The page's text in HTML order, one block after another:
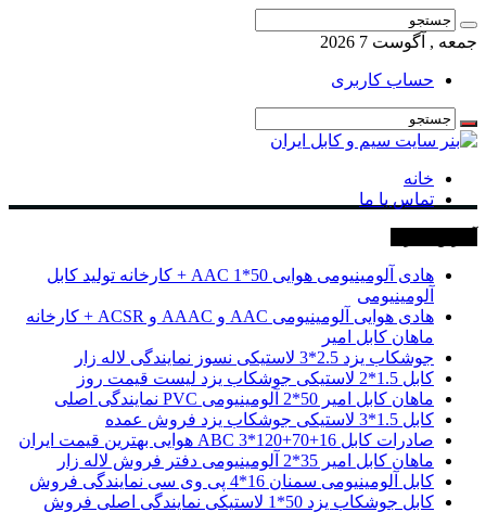
جمعه , آگوست 7 2026
حساب کاربری
خانه
تماس با ما
هادی آلومینیومی هوایی 50*1 AAC + کارخانه تولید کابل
آلومینیومی
هادی هوایی آلومینیومی AAC و AAAC و ACSR + کارخانه
ماهان کابل امیر
جوشکاب یزد 2.5*3 لاستیکی نسوز نمایندگی لاله زار
کابل 1.5*2 لاستیکی جوشکاب یزد لیست قیمت روز
ماهان کابل امیر 50*2 آلومینیومی PVC نمایندگی اصلی
کابل 1.5*3 لاستیکی جوشکاب یزد فروش عمده
صادرات کابل 16+70+120*3 ABC هوایی بهترین قیمت ایران
ماهان کابل امیر 35*2 آلومینیومی دفتر فروش لاله زار
کابل آلومینیومی سمنان 16*4 پی وی سی نمایندگی فروش
کابل جوشکاب یزد 50*1 لاستیکی نمایندگی اصلی فروش